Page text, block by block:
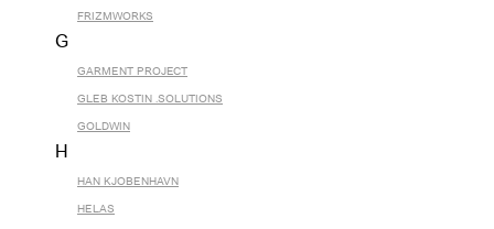
FRIZMWORKS
G
GARMENT PROJECT
GLEB KOSTIN .SOLUTIONS
GOLDWIN
H
HAN KJOBENHAVN
HELAS